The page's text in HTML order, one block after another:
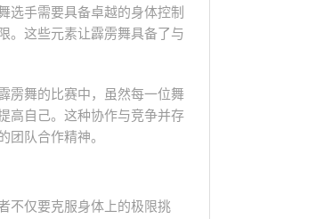
选手需要具备卓越的身体控制
。这些元素让霹雳舞具备了与
雳舞的比赛中，虽然每一位舞
高自己。这种协作与竞争并存
队合作精神。
不仅要克服身体上的极限挑